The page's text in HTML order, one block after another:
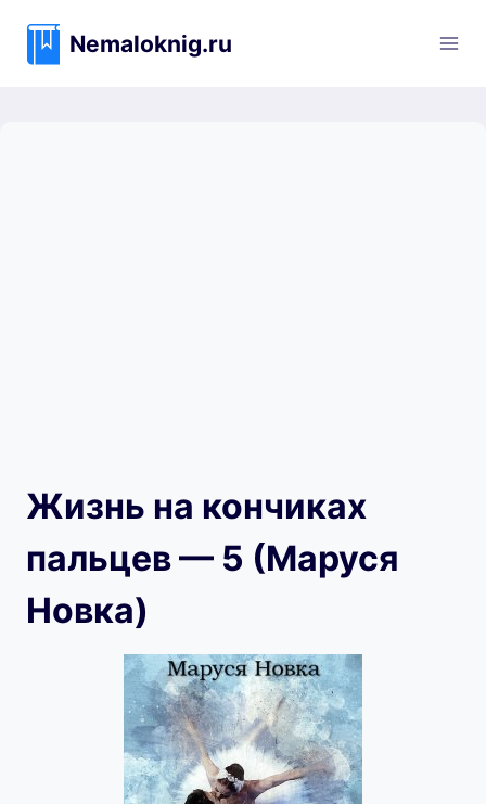
содержимому
Nemaloknig.ru
Жизнь на кончиках
пальцев — 5 (Маруся
Новка)